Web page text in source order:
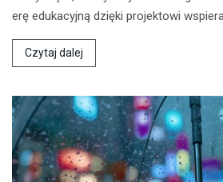
erę edukacyjną dzięki projektowi
Czytaj dalej